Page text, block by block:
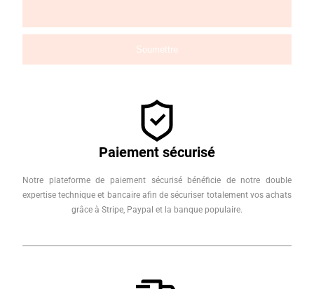
Paiement sécurisé
Notre plateforme de paiement sécurisé bénéficie de notre double
expertise technique et bancaire afin de sécuriser totalement vos achats
grâce à Stripe, Paypal et la banque populaire.